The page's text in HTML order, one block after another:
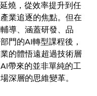
燒，從效率提升到任
業追逐的焦點。但在
導、涵蓋研發、品
門的AI轉型課程後，
的體悟遠超過技術層
帶來的並非單純的工
深層的思維變革。